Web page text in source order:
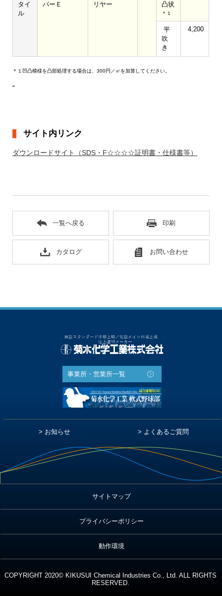
タイ
ル
パーＥ
リヤー
凸状
＊１
平
吹
き
4,200
＊１凹凸模様を凸部処理する場合は、300円／㎡を加算してください。
"
サイト内リンク
ダウンロードサイト（SDS・F☆☆☆☆証明書・仕様書等）
一覧へ戻る 印刷
カタログ お問い合わせ
事業所・営業所一覧
お知らせ よくあるご質問
サイトマップ
プライバシーポリシー
動作環境
COPYRIGHT 2020© KIKUSUI Chemical Industries Co., Ltd. ALL RIGHTS
RESERVED.